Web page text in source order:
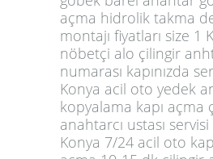
açma hidrolik takma
montajı fiyatları size 1
nöbetçi alo çilingir
numarası kapınızda
Konya acil oto yedek
kopyalama kapı açma
anahtarcı ustası
Konya 7/24 acil oto